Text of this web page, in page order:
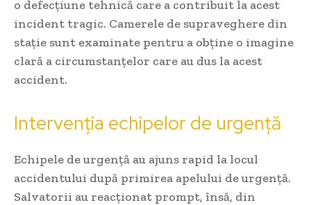
o defecțiune tehnică care a contribuit la acest
incident tragic. Camerele de supraveghere din
stație sunt examinate pentru a obține o imagine
clară a circumstanțelor care au dus la acest
accident.
Intervenția echipelor de urgență
Echipele de urgență au ajuns rapid la locul
accidentului după primirea apelului de urgență.
Salvatorii au reacționat prompt, însă, din